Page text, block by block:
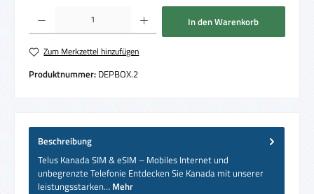
Produkt Anzahl: Gib den gewünschten Wert ein oder benutze die Schaltflächen um
In den Warenkorb
Zum Merkzettel hinzufügen
Produktnummer: DEPBOX.2
Beschreibung
Telus Kanada SIM & eSIM – Mobiles Internet und
unbegrenzte Telefonie Entdecken Sie Kanada mit unserer
leistungsstarken… Mehr